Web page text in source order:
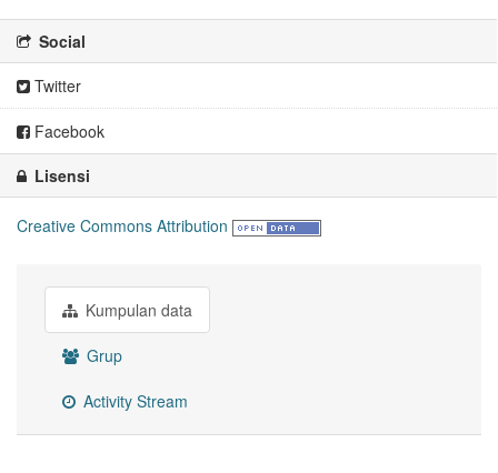
Social
Twitter
Facebook
Lisensi
Creative Commons Attribution
Kumpulan data
Grup
Activity Stream